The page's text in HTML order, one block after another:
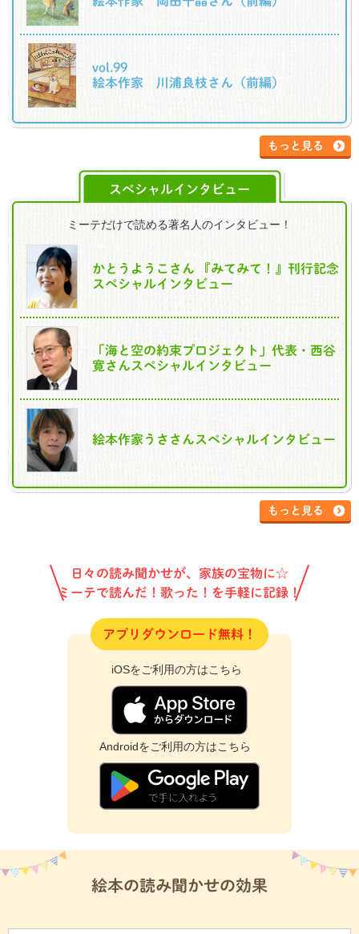
vol.99
絵本作家 川浦良枝さん（前編）
もっと見る
スペシャルインタビュー
ミーテだけで読める著名人のインタビュー！
かとうようこさん 『みてみて！』刊行記念
スペシャルインタビュー
「海と空の約束プロジェクト」代表・西谷
寛さんスペシャルインタビュー
絵本作家うささんスペシャルインタビュー
もっと見る
日々の読み聞かせが、家族の宝物に☆
ミーテで読んだ！歌った！を手軽に記録！
アプリダウンロード無料！
iOSをご利用の方はこちら
Androidをご利用の方はこちら
絵本の読み聞かせの効果